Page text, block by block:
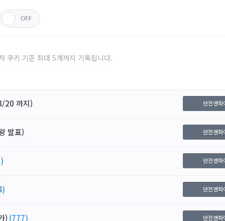
쿠키 기준 최대 5개까지 기록됩니다.
20 까지) 던전앤파
발표) 던전앤파
던전앤파
던전앤파
) (777) 던전앤파